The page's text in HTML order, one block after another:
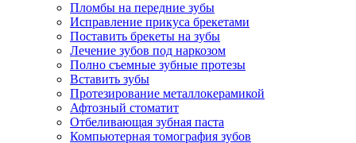
Пломбы на передние зубы
Исправление прикуса брекетами
Поставить брекеты на зубы
Лечение зубов под наркозом
Полно съемные зубные протезы
Вставить зубы
Протезирование металлокерамикой
Афтозный стоматит
Отбеливающая зубная паста
Компьютерная томография зубов